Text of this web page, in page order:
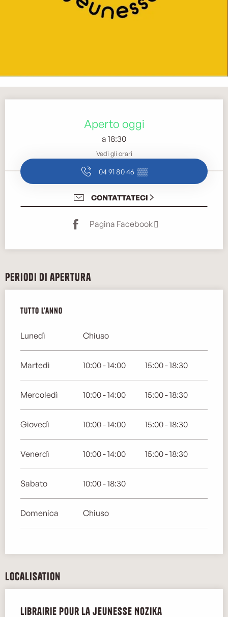
Aperto oggi
a 18:30
Vedi gli orari
04 91 80 46 ▒▒
CONTATTATECI
Pagina Facebook
Periodi di apertura
Tutto l'anno
Tutto l'anno
Lunedì Chiuso
Martedì 10:00 - 14:00 15:00 - 18:30
Mercoledì 10:00 - 14:00 15:00 - 18:30
Giovedì 10:00 - 14:00 15:00 - 18:30
Venerdì 10:00 - 14:00 15:00 - 18:30
Sabato 10:00 - 18:30
Domenica Chiuso
Localisation
Librairie pour la jeunesse Nozika